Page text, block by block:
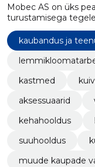
Mobec AS on üks
turustamisega
kaubandus ja
kastmed
aksessuaarid
kehahooldus
suuhooldus
muude kaupade